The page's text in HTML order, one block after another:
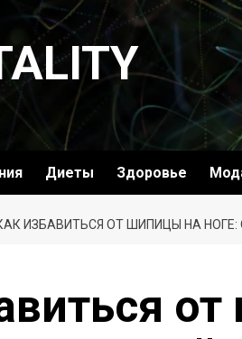
Диеты Здоровье
ИЗБАВИТЬСЯ ОТ ШИПИЦЫ НА НОГЕ: